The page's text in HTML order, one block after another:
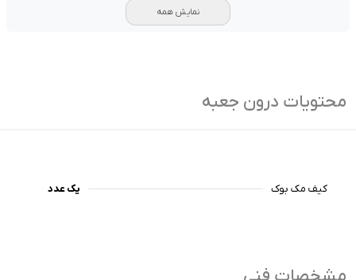
یکی از مهم‌ترین ویژگی‌های کیف مک بوک JCPAL Professional
Sleeve استفاده از آستر مخملی نرم و ضربه‌گیر در فضای داخلی
تعبیه کرده است تا کاربران بتوانند لوازم ضروری خود را همیشه
نمایش همه
محتویات درون جعبه
کیف مک بوک یک عدد